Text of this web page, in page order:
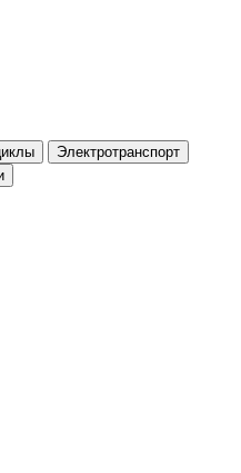
Электротранспорт